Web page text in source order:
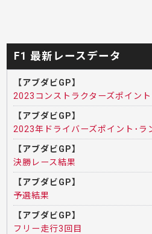
F1 最新レースデータ
【アブダビGP】
2023コンストラクターズポイン
【アブダビGP】
2023年ドライバーズポイント･ラ
【アブダビGP】
決勝レース結果
【アブダビGP】
予選結果
【アブダビGP】
フリー走行3回目